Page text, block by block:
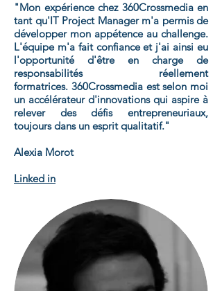
"Mon expérience chez 360Crossmedia en
tant qu'IT Project Manager m'a permis de
développer mon appétence au challenge.
L'équipe m'a fait confiance et j'ai ainsi eu
l'opportunité d'être en charge de
responsabilités réellement
formatrices. 360Crossmedia est selon moi
un accélérateur d'innovations qui aspire à
relever des défis entrepreneuriaux,
toujours dans un esprit qualitatif."
Alexia Morot
Linked in